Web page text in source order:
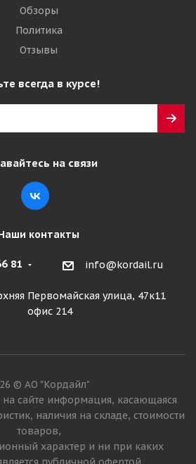
Обзоры
Политика
Отзывы
всегда в курсе!
на связи
контакты
81 info@kordail.ru
Первомайская улица, 47к11
офис 214
© АО "Кордайл"
на сайте информация, касающаяся
наличия на складе, стоимости
товаров,
характер и ни при каких